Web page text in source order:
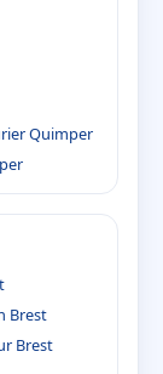
Quimper
Brest
Brest